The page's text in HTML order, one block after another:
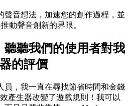
聲音想法，加速您的創作過程，並
動聲音創新的界限。
聽聽我們的使用者對我
的評價
員，我一直在尋找節省時間和金錢
產生器改變了遊戲規則！我可以